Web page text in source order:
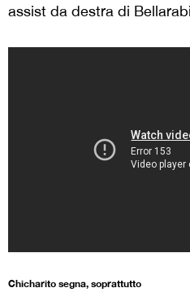
assist da destra di
Chicharito segna, soprattutto